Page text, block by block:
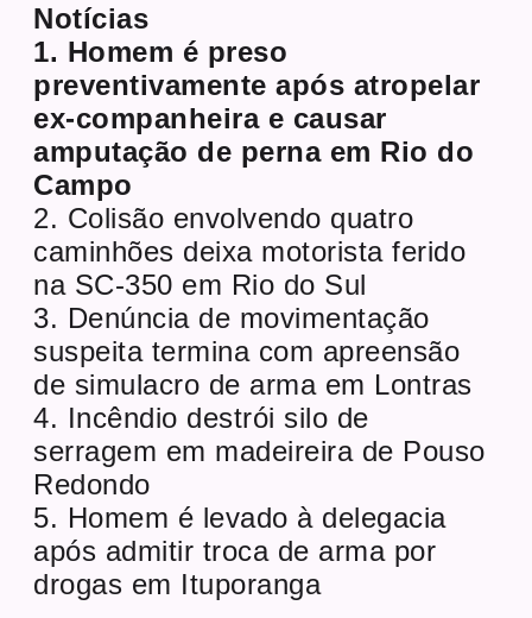
Notícias
1. Homem é preso
preventivamente após atropelar
ex-companheira e causar
amputação de perna em Rio do
Campo
2. Colisão envolvendo quatro
caminhões deixa motorista ferido
na SC-350 em Rio do Sul
3. Denúncia de movimentação
suspeita termina com apreensão
de simulacro de arma em Lontras
4. Incêndio destrói silo de
serragem em madeireira de Pouso
Redondo
5. Homem é levado à delegacia
após admitir troca de arma por
drogas em Ituporanga